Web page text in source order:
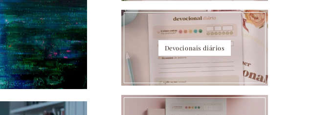
Devocionais diários